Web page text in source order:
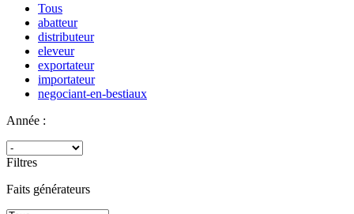
Tous
abatteur
distributeur
eleveur
exportateur
importateur
negociant-en-bestiaux
Année :
Filtres
Faits générateurs